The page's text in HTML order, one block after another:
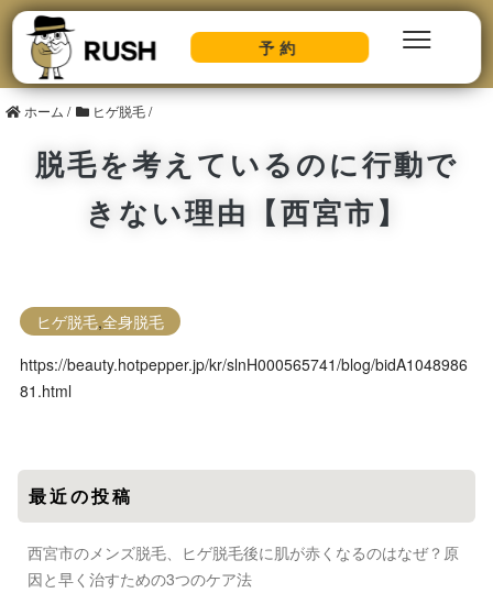
予約
ホーム / ヒゲ脱毛/
脱毛を考えているのに行動で
きない理由【西宮市】
ヒゲ脱毛,全身脱毛
https://beauty.hotpepper.jp/kr/slnH000565741/blog/bidA1048986
81.html
最近の投稿
西宮市のメンズ脱毛、ヒゲ脱毛後に肌が赤くなるのはなぜ？原
因と早く治すための3つのケア法